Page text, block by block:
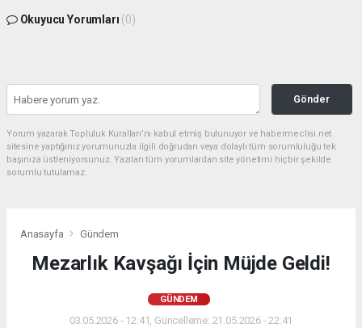
Okuyucu Yorumları (0)
Gönder
Yorum yazarak Topluluk Kuralları’nı kabul etmiş bulunuyor ve habermeclisi.net
sitesine yaptığınız yorumunuzla ilgili doğrudan veya dolaylı tüm sorumluluğu tek
başınıza üstleniyorsunuz. Yazılan tüm yorumlardan site yönetimi hiçbir şekilde
sorumlu tutulamaz.
Anasayfa Gündem
Mezarlık Kavşağı İçin Müjde Geldi!
GÜNDEM
03.05.2026 - 12:41, Güncelleme: 21.05.2026 - 22:41